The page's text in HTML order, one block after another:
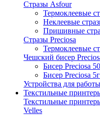
Стразы Asfour
Термоклеевые
Неклеевые
Пришивные
Стразы Preciosa
Термоклеевые
Чешский бисер
Бисер Preciosa
Бисер Preciosa 5г
Устройства для
Текстильные
Текстильные
Velles